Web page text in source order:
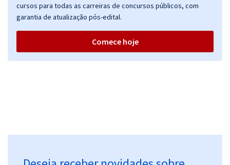
cursos para todas as carreiras de concursos públicos, com
garantia de atualização pós-edital.
Comece hoje